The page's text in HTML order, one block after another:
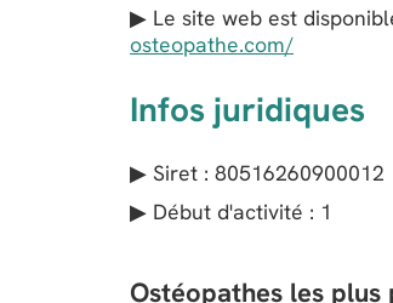
▶ Le site web est
osteopathe.com/
Infos juridiques
▶ Siret : 80516260900012
▶ Début d'activité : 1
Ostéopathes les plus